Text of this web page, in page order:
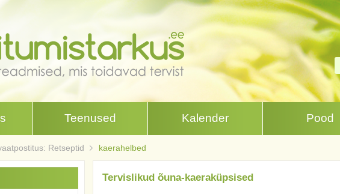
Teenused Kalender Pood
Retseptid kaerahelbed
Tervislikud õuna-kaeraküpsised